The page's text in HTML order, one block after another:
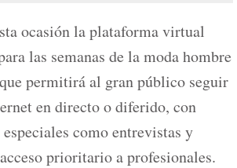
ocasión la plataforma virtual
las semanas de la moda hombre
permitirá al gran público seguir
en directo o diferido, con
como entrevistas y
prioritario a profesionales.